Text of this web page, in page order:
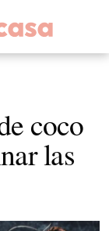
coco
las